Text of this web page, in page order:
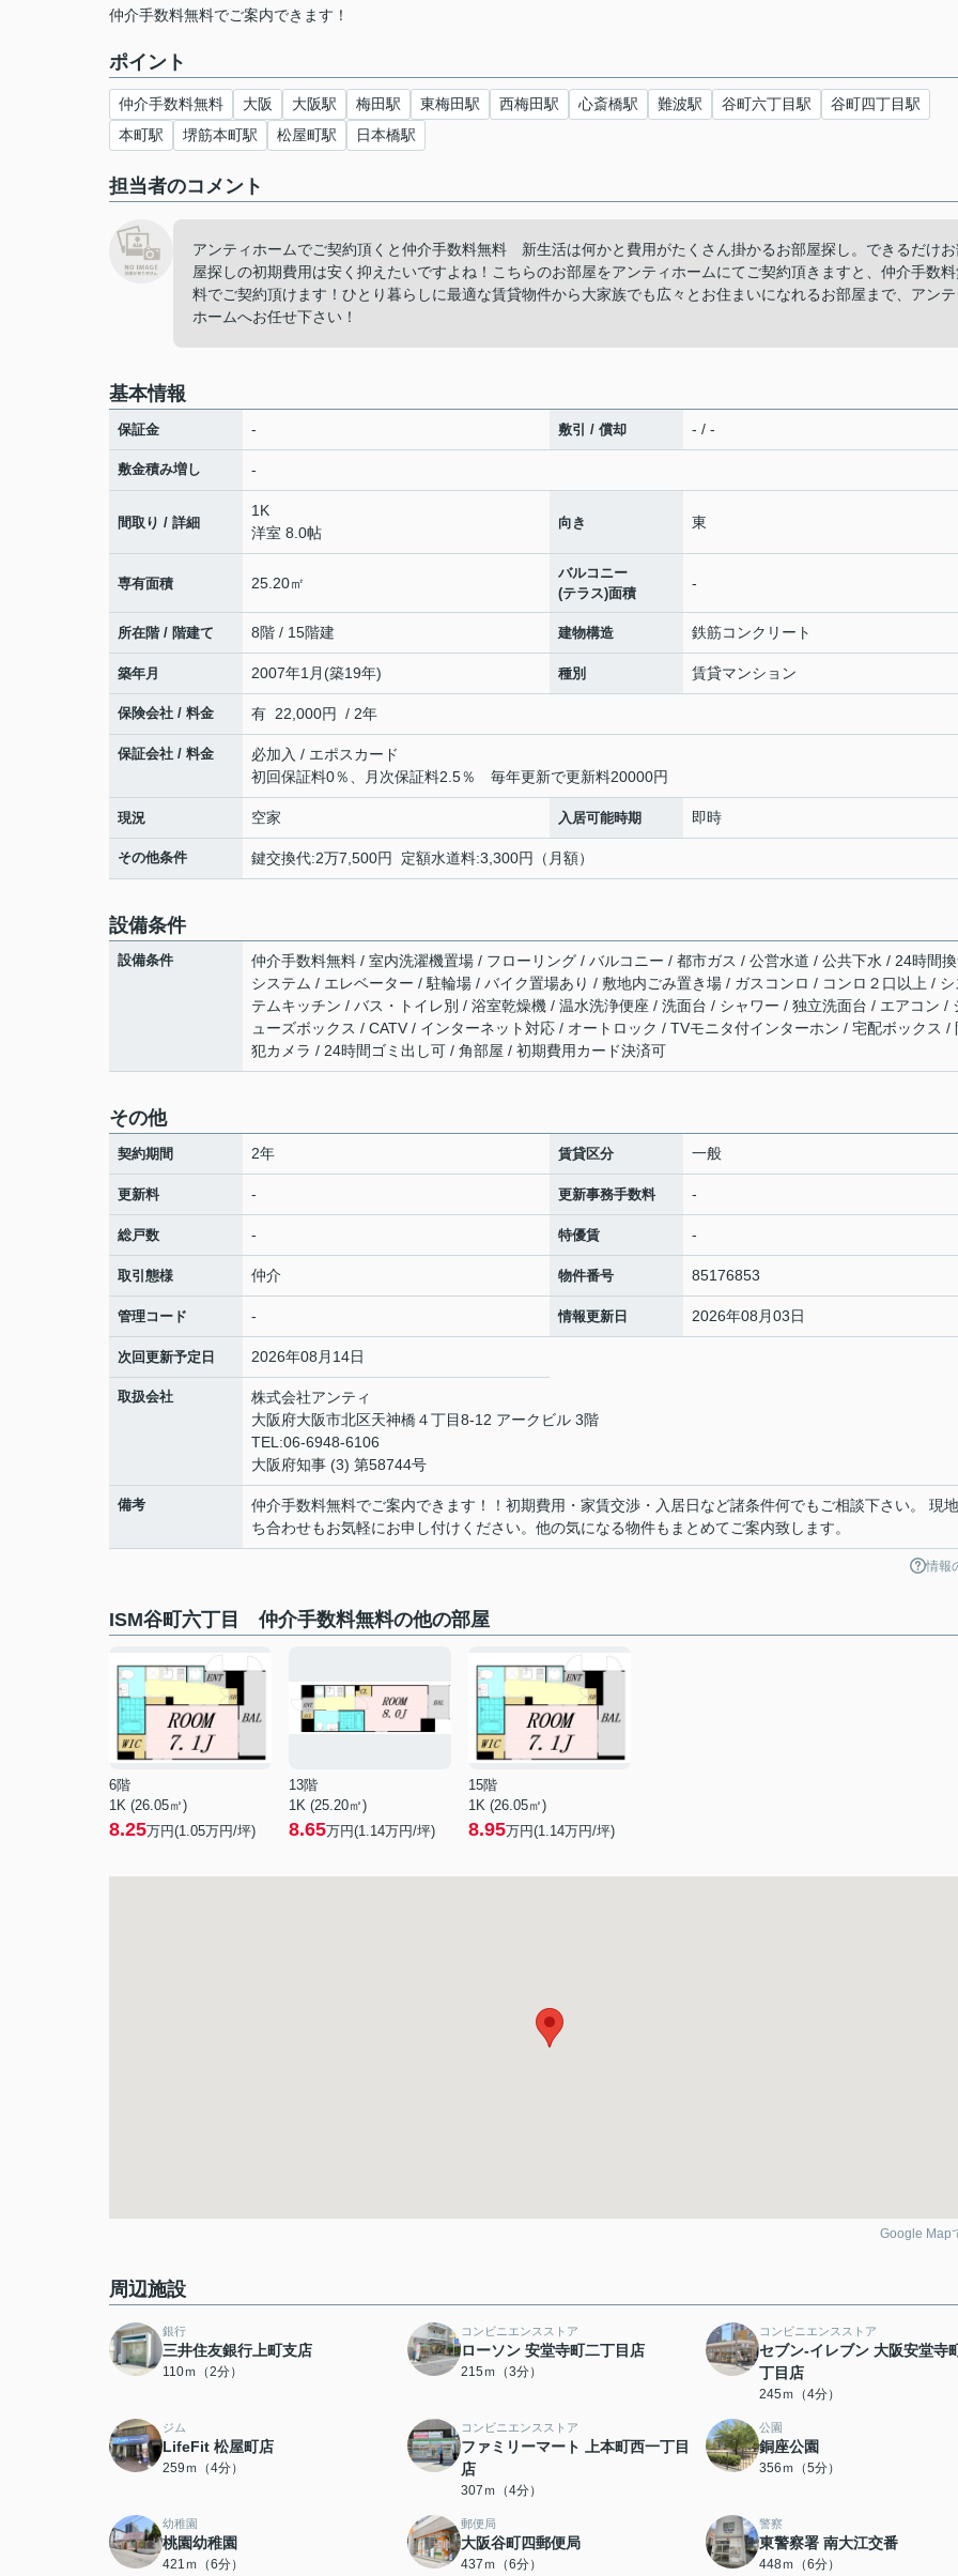
仲介手数料無料でご案内できます！
ポイント
仲介手数料無料 大阪 大阪駅 梅田駅 東梅田駅 西梅田駅 心斎橋駅 難波駅 谷町六丁目駅
谷町四丁目駅
本町駅
堺筋本町駅 松屋町駅 日本橋駅
担当者のコメント
アンティホームでご契約頂くと仲介手数料無料 新生活は何かと費用がたくさん掛かるお部屋探し。できるだけ
屋探しの初期費用は安く抑えたいですよね！こちらのお部屋をアンティホームにてご契約頂きますと、仲介手数
料でご契約頂けます！ひとり暮らしに最適な賃貸物件から大家族でも広々とお住まいになれるお部屋まで、アン
ホームへお任せ下さい！
基本情報
保証金 - 敷引 / 償却 - / -
敷金積み増し -
間取り / 詳細
1K
洋室 8.0帖
向き 東
専有面積 25.20㎡
バルコニー
(テラス)面積
-
所在階 / 階建て 8階 / 15階建 建物構造 鉄筋コンクリート
築年月 2007年1月(築19年) 種別 賃貸マンション
保険会社 / 料金 有 22,000円 / 2年
保証会社 / 料金
必加入 / エポスカード
初回保証料0％、月次保証料2.5％ 毎年更新で更新料20000円
現況 空家 入居可能時期 即時
その他条件 鍵交換代:2万7,500円 定額水道料:3,300円（月額）
設備条件
設備条件
仲介手数料無料 / 室内洗濯機置場 / フローリング / バルコニー / 都市ガス / 公営水道 / 公共下水 / 24時間
システム / エレベーター / 駐輪場 / バイク置場あり / 敷地内ごみ置き場 / ガスコンロ / コンロ２口以上 / シ
テムキッチン / バス・トイレ別 / 浴室乾燥機 / 温水洗浄便座 / 洗面台 / シャワー / 独立洗面台 / エアコン /
ューズボックス / CATV / インターネット対応 / オートロック / TVモニタ付インターホン / 宅配ボックス /
犯カメラ / 24時間ゴミ出し可 / 角部屋 / 初期費用カード決済可
その他
契約期間 2年 賃貸区分 一般
更新料 - 更新事務手数料 -
総戸数 - 特優賃 -
取引態様 仲介 物件番号 85176853
管理コード - 情報更新日 2026年08月03日
次回更新予定日 2026年08月14日
取扱会社
株式会社アンティ
大阪府大阪市北区天神橋４丁目8-12 アークビル 3階
TEL:06-6948-6106
大阪府知事 (3) 第58744号
備考
仲介手数料無料でご案内できます！！初期費用・家賃交渉・入居日など諸条件何でもご相談下さい。 現
ち合わせもお気軽にお申し付けください。他の気になる物件もまとめてご案内致します。
情報
ISM谷町六丁目 仲介手数料無料の他の部屋
6階
1K (26.05㎡)
8.25万円(1.05万円/坪)
13階
1K (25.20㎡)
8.65万円(1.14万円/坪)
15階
1K (26.05㎡)
8.95万円(1.14万円/坪)
Google Map
周辺施設
銀行
三井住友銀行上町支店
110ｍ（2分）
コンビニエンスストア
ローソン 安堂寺町二丁目店
215ｍ（3分）
コンビニエンスストア
セブン-イレブン 大阪安堂寺
丁目店
245ｍ（4分）
ジム
LifeFit 松屋町店
259ｍ（4分）
コンビニエンスストア
ファミリーマート 上本町西一丁目
店
307ｍ（4分）
公園
銅座公園
356ｍ（5分）
幼稚園
桃園幼稚園
421ｍ（6分）
郵便局
大阪谷町四郵便局
437ｍ（6分）
警察
東警察署 南大江交番
448ｍ（6分）